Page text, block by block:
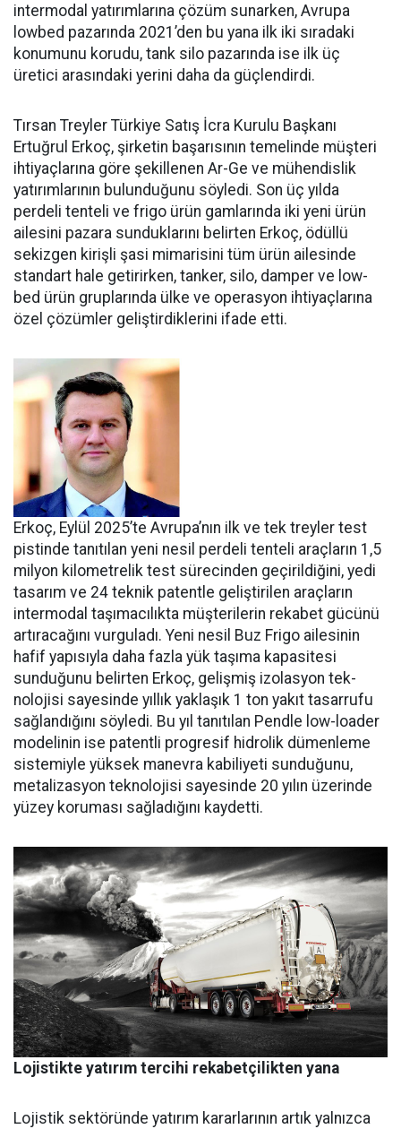
intermodal yatırımlarına çözüm sunarken, Avrupa
lowbed pazarında 2021’den bu yana ilk iki sıradaki
konumunu korudu, tank silo pazarında ise ilk üç
üretici arasındaki yerini daha da güçlen­dirdi.
Tırsan Treyler Türkiye Satış İcra Kurulu Başkanı
Ertuğrul Er­koç, şirketin başarısının teme­linde müşteri
ihtiyaçlarına göre şekillenen Ar-Ge ve mühendislik
yatırımlarının bulunduğunu söy­ledi. Son üç yılda
perdeli tenteli ve frigo ürün gamlarında iki yeni ürün
ailesini pazara sundukları­nı belirten Erkoç, ödüllü
sekizgen kirişli şasi mimarisini tüm ürün ailesinde
standart hale getirir­ken, tanker, silo, damper ve low­
bed ürün gruplarında ülke ve ope­rasyon ihtiyaçlarına
özel çözüm­ler geliştirdiklerini ifade etti.
Erkoç, Eylül 2025’te Avru­pa’nın ilk ve tek treyler test
pistin­de tanıtılan yeni nesil perdeli ten­teli araçların 1,5
milyon kilomet­relik test sürecinden geçirildiğini, yedi
tasarım ve 24 teknik patentle geliştirilen araçların
intermodal taşımacılıkta müşterilerin reka­bet gücünü
artıracağını vurgula­dı. Yeni nesil Buz Frigo ailesinin
hafif yapısıyla daha fazla yük ta­şıma kapasitesi
sunduğunu belir­ten Erkoç, gelişmiş izolasyon tek­
nolojisi sayesinde yıllık yaklaşık 1 ton yakıt tasarrufu
sağlandığı­nı söyledi. Bu yıl tanıtılan Pendle low-loader
modelinin ise patent­li progresif hidrolik dümenleme
sistemiyle yüksek manevra kabi­liyeti sunduğunu,
metalizasyon teknolojisi sayesinde 20 yılın üze­rinde
yüzey koruması sağladığını kaydetti.
Lojistikte yatırım tercihi rekabetçilikten yana
Lojistik sektöründe yatırım ka­rarlarının artık yalnızca